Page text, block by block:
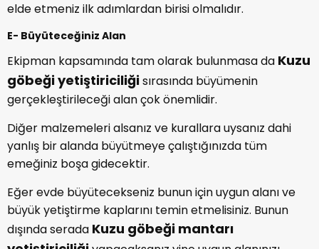
elde etmeniz ilk adımlardan birisi olmalıdır.
E- Büyüteceğiniz Alan
Ekipman kapsamında tam olarak bulunmasa da Kuzu
göbeği yetiştiriciliğisırasında büyümenin
gerçekleştirileceği alan çok önemlidir.
Diğer malzemeleri alsanız ve kurallara uysanız dahi
yanlış bir alanda büyütmeye çalıştığınızda tüm
emeğiniz boşa gidecektir.
Eğer evde büyütecekseniz bunun için uygun alanı ve
büyük yetiştirme kaplarını temin etmelisiniz. Bunun
dışında serada Kuzu göbeği mantarı